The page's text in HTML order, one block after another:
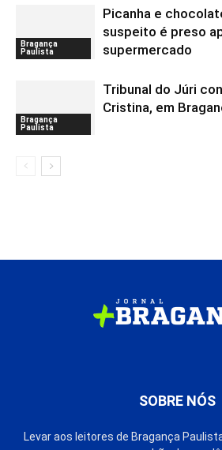
Bragança
Paulista
Picanha e
suspeito é preso
supermercado
Bragança
Paulista
Tribunal do Júri
Cristina, em
SOBRE NÓS
Levar aos leitores de Bragança